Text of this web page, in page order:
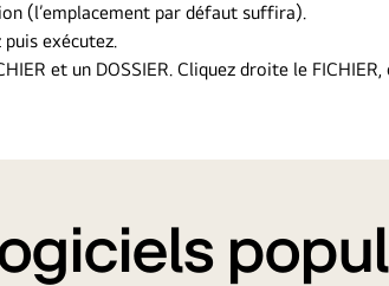
(l’emplacement par défaut suffira).
puis exécutez.
et un DOSSIER. Cliquez droite le